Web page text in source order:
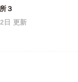
３
日 更新